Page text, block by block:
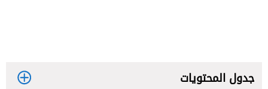
جدول المحتويات